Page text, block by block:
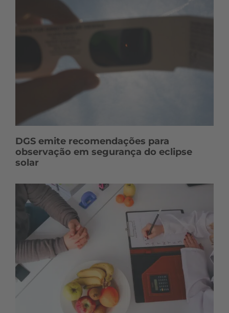
DGS emite recomendações para
observação em segurança do eclipse
solar